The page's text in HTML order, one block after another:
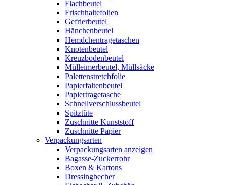
Flachbeutel
Frischhaltefolien
Gefrierbeutel
Hänchenbeutel
Hemdchentragetaschen
Knotenbeutel
Kreuzbodenbeutel
Mülleimerbeutel, Müllsäcke
Palettenstretchfolie
Papierfaltenbeutel
Papiertragetasche
Schnellverschlussbeutel
Spitztüte
Zuschnitte Kunststoff
Zuschnitte Papier
Verpackungsarten
Verpackungsarten anzeigen
Bagasse-Zuckerrohr
Boxen & Kartons
Dressingbecher